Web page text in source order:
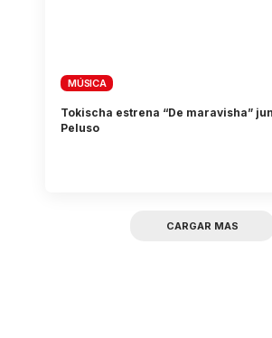
MÚSICA
Tokischa estrena “De maravisha”
Peluso
CARGAR MAS